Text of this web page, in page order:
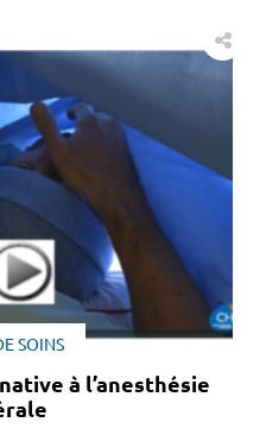
SOINS
à l’anesthésie